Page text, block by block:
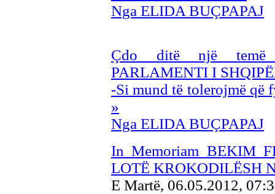
Nga ELIDA BUÇPAPAJ
Çdo ditë një temë
PARLAMENTI I
-Si mund të tolerojmë që
»
Nga ELIDA BUÇPAPAJ
In Memoriam BEKIM
LOTË KROKODILËSH
E Martë, 06.05.2012,